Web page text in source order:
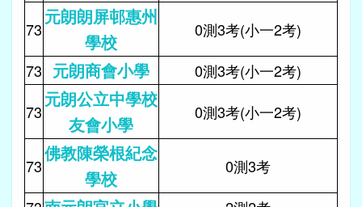
73
元朗朗屏邨惠州
學校
0測3考(小一2考)
73 元朗商會小學
0測3考(小一2考)
73
元朗公立中學校
友會小學
0測3考(小一2考)
73
佛教陳榮根紀念
學校
0測3考